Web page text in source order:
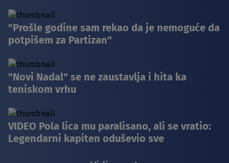
"Prošle godine sam rekao da je nemoguće da
potpišem za Partizan"
"Novi Nadal" se ne zaustavlja i hita ka
teniskom vrhu
VIDEO Pola lica mu paralisano, ali se vratio:
Legendarni kapiten oduševio sve